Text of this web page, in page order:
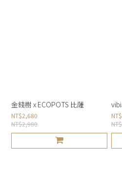
金錢樹 x ECOPOTS 比薩
NT$2,680
NT$2,980